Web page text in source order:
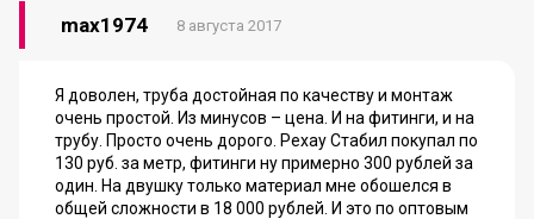
max1974 8 августа 2017
Я доволен, труба достойная по качеству и монтаж
очень простой. Из минусов – цена. И на фитинги, и на
трубу. Просто очень дорого. Рехау Стабил покупал по
130 руб. за метр, фитинги ну примерно 300 рублей за
один. На двушку только материал мне обошелся в
общей сложности в 18 000 рублей. И это по оптовым